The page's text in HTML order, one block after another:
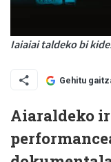
Iaiaiai taldeko bi
Gehitu
Aiaraldeko